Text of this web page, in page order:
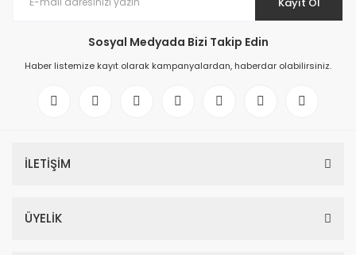
Sosyal Medyada Bizi Takip Edin
Haber listemize kayıt olarak kampanyalardan, haberdar olabilirsiniz.
İLETİŞİM
ÜYELİK